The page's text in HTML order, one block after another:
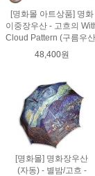
[명화몰 아트상품] 명화
이중장우산 - 고흐의
Cloud Pattern (구름우
48,400원
[명화몰] 명화장우산
(자동) - 별밤/고흐 -